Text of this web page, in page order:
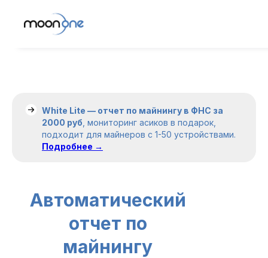
White Lite — отчет по майнингу в ФНС за
2000 руб , мониторинг асиков в подарок,
подходит для майнеров c 1-50 устройствами.
Подробнее →
Автоматический
отчет по
майнингу